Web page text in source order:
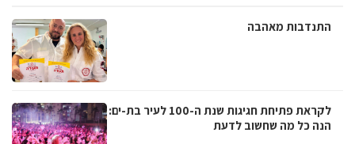
התנדבות מאהבה
לקראת פתיחת חגיגות שנת ה-100 לעיר בת-ים:
הנה כל מה שחשוב לדעת